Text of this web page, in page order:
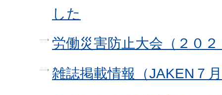
した
労働災害防止大会（２０２
雑誌掲載情報（JAKEN７